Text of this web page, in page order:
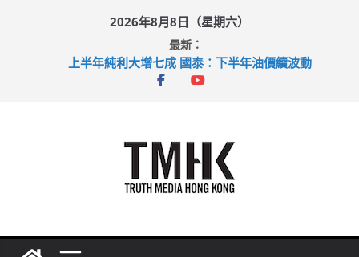
2026年8月8日（星期六）
最新：
上半年純利大增七成 國泰：下半年油價續波動
拜仁熱身賽挫維拉 啟德主場館奪錦標